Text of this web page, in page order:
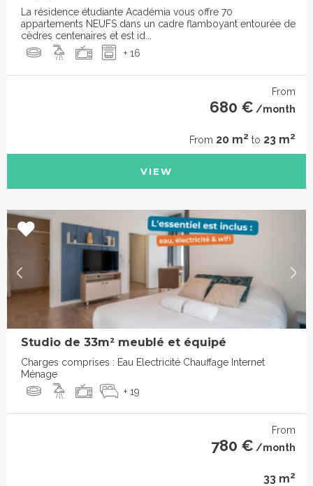
La résidence étudiante Académia vous offre 70
appartements NEUFS dans un cadre flamboyant entourée de
cèdres centenaires et est id...
+ 16
From
680 € /month
From 20 m2 to 23 m2
VIEW
Studio de 33m² meublé et équipé
Charges comprises : Eau Electricité Chauffage Internet
Ménage
+ 19
From
780 € /month
33 m2